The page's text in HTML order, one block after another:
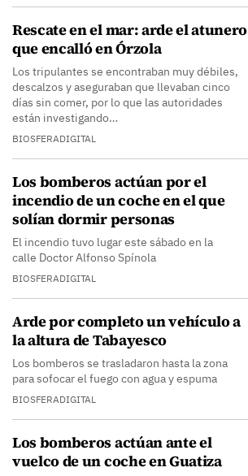
Rescate en el mar: arde el atunero
que encalló en Órzola
Los tripulantes se encontraban muy débiles,
descalzos y aseguraban que llevaban cinco
días sin comer, por lo que las autoridades
están investigando…
BIOSFERADIGITAL
Los bomberos actúan por el
incendio de un coche en el que
solían dormir personas
El incendio tuvo lugar este sábado en la
calle Doctor Alfonso Spínola
BIOSFERADIGITAL
Arde por completo un vehículo a
la altura de Tabayesco
Los bomberos se trasladaron hasta la zona
para sofocar el fuego con agua y espuma
BIOSFERADIGITAL
Los bomberos actúan ante el
vuelco de un coche en Guatiza